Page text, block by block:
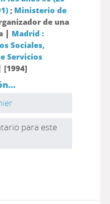
; Ministerio de
de una
| Madrid :
Sociales,
Servicios
[1994]
para este